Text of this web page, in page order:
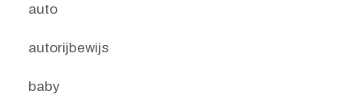
auto
autorijbewijs
baby